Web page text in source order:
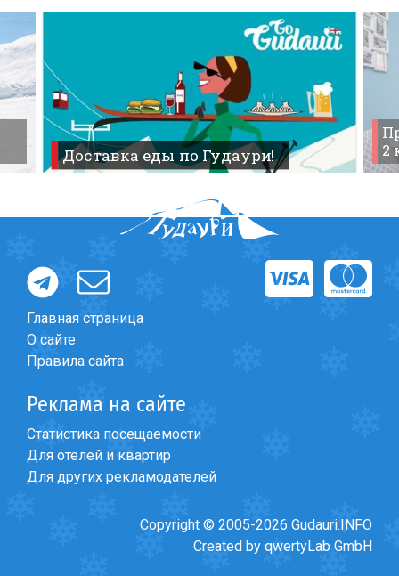
Форум>Ищу попутчиков>Тбилиси-Гудаури. 03-00
обратно 24.01.2014 вечер. Поиск попутчиков, нас двое.
Доставка еды по Гудаури!
2
Главная страница
О сайте
Правила сайта
Реклама на сайте
Статистика посещаемости
Для отелей и квартир
Для других рекламодателей
Copyright © 2005-2026 Gudauri.INFO
Created by qwertyLab GmbH
Долгосрочная аренда
ГРУЗИЯ
О Грузии
Визы и Документы
Деньги
Галерея
Безопасность